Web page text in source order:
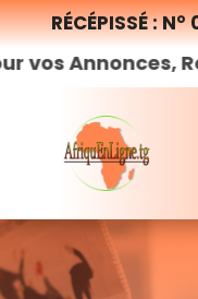
RÉCÉPISSÉ :